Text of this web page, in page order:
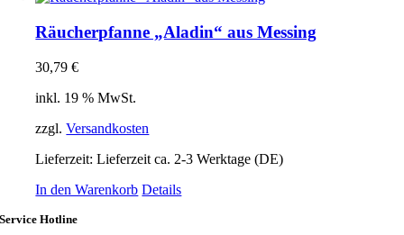
Räucherpfanne „Aladin“ aus Messing
30,79€
inkl. 19 % MwSt.
zzgl.Versandkosten
Lieferzeit:Lieferzeit ca. 2-3 Werktage (DE)
In den Warenkorb Details
Service Hotline